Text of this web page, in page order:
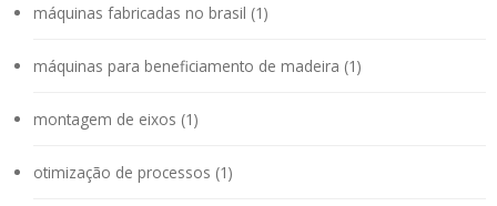
máquinas fabricadas no brasil (1)
máquinas para beneficiamento de madeira (1)
montagem de eixos (1)
otimização de processos (1)